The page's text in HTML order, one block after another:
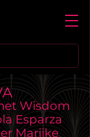
Wisdom
Esparza
Marijke